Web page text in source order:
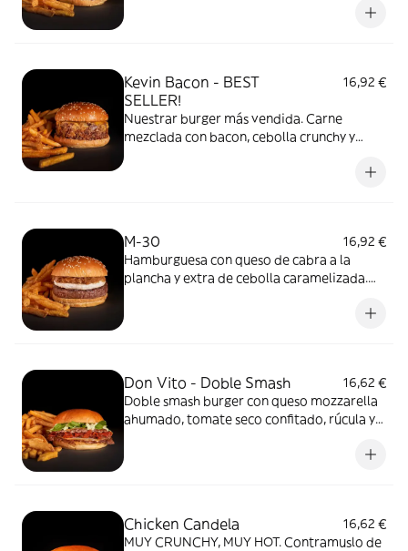
lechuga, pepinillos, salsa Barbacoa Goiko y
Kevin Bacon - BEST
SELLER!
16,92 €
Nuestrar burger más vendida. Carne
mezclada con bacon, cebolla crunchy y
M-30
16,92 €
Hamburguesa con queso de cabra a la
plancha y extra de cebolla caramelizada.
Don Vito - Doble Smash
16,62 €
Doble smash burger con queso mozzarella
ahumado, tomate seco confitado, rúcula y
Chicken Candela
16,62 €
MUY CRUNCHY, MUY HOT. Contramuslo de